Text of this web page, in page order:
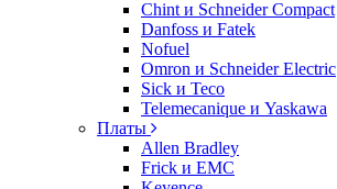
Chint и Schneider Compact
Danfoss и Fatek
Nofuel
Omron и Schneider Electric
Sick и Teco
Telemecanique и Yaskawa
Платы
Allen Bradley
Frick и EMC